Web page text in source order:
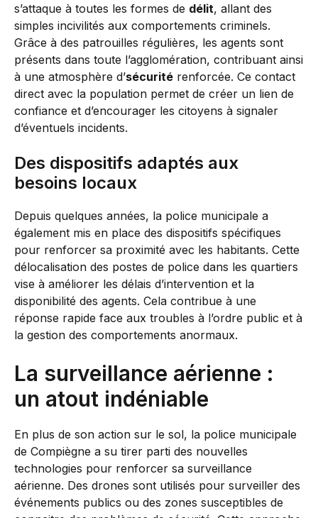
s’attaque à toutes les formes de délit, allant des
simples incivilités aux comportements criminels.
Grâce à des patrouilles régulières, les agents sont
présents dans toute l’agglomération, contribuant ainsi
à une atmosphère d’sécurité renforcée. Ce contact
direct avec la population permet de créer un lien de
confiance et d’encourager les citoyens à signaler
d’éventuels incidents.
Des dispositifs adaptés aux
besoins locaux
Depuis quelques années, la police municipale a
également mis en place des dispositifs spécifiques
pour renforcer sa proximité avec les habitants. Cette
délocalisation des postes de police dans les quartiers
vise à améliorer les délais d’intervention et la
disponibilité des agents. Cela contribue à une
réponse rapide face aux troubles à l’ordre public et à
la gestion des comportements anormaux.
La surveillance aérienne :
un atout indéniable
En plus de son action sur le sol, la police municipale
de Compiègne a su tirer parti des nouvelles
technologies pour renforcer sa surveillance
aérienne. Des drones sont utilisés pour surveiller des
événements publics ou des zones susceptibles de